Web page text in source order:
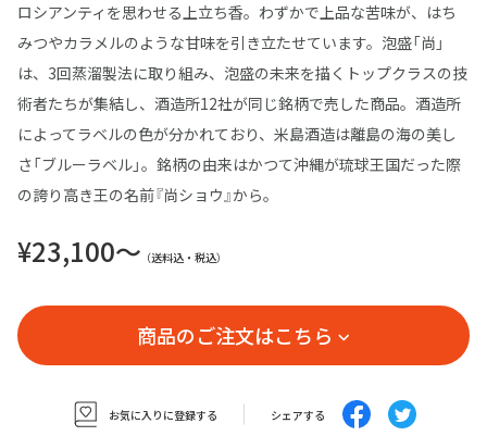
ロシアンティを思わせる上立ち香。わずかで上品な苦味が、はち
みつやカラメルのような甘味を引き立たせています。泡盛「尚」
は、3回蒸溜製法に取り組み、泡盛の未来を描くトップクラスの技
術者たちが集結し、酒造所12社が同じ銘柄で売した商品。酒造所
によってラベルの色が分かれており、米島酒造は離島の海の美し
さ「ブルーラベル」。銘柄の由来はかつて沖縄が琉球王国だった際
の誇り高き王の名前『尚ショウ』から。
¥23,100〜 （送料込・税込）
商品のご注文はこちら
お気に入りに登録する シェアする